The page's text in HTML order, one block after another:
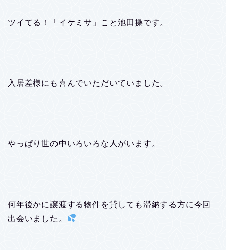
ツイてる！「イケミサ」こと池田操です。
入居差様にも喜んでいただいていました。
やっぱり世の中いろいろな人がいます。
何年後かに譲渡する物件を貸しても滞納する方に今回
出会いました。